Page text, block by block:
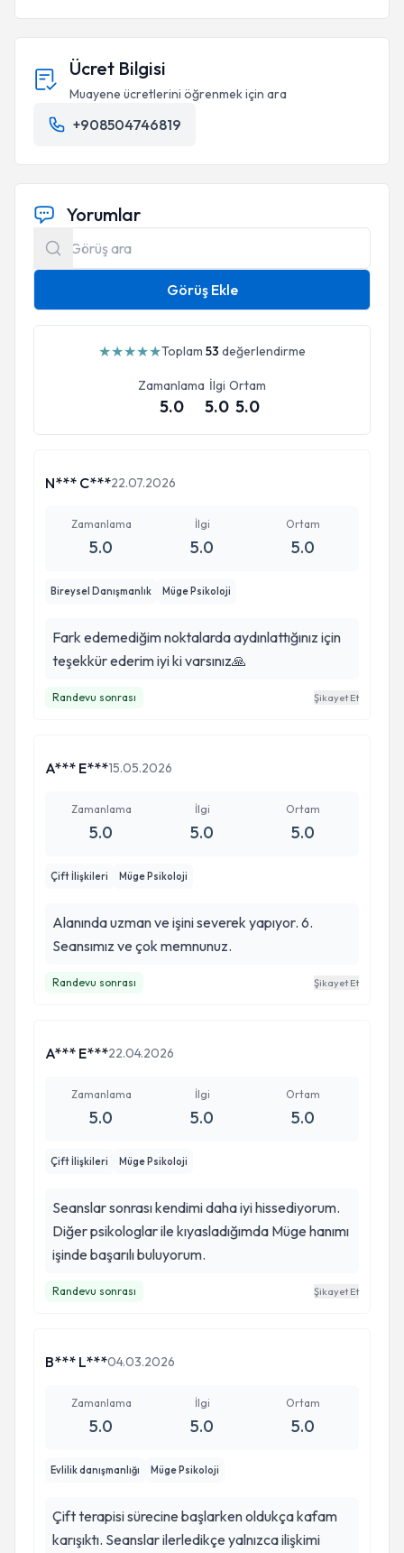
Katıldığı Eğitimler
Psikoterapi Enstitüsü Derneği Genel
Eğitimleri
Katıldığı Online Psikoterapi Eğitimleri
Ücret Bilgisi
Muayene ücretlerini öğrenmek için ara
+908504746819
Yorumlar
Görüş Ekle
★★★★★Toplam 53 değerlendirme
Zamanlama
5.0
İlgi
5.0
Ortam
5.0
N*** C***22.07.2026
Zamanlama
5.0
İlgi
5.0
Ortam
5.0
Bireysel Danışmanlık Müge Psikoloji
Fark edemediğim noktalarda aydınlattığınız için
teşekkür ederim iyi ki varsınız🙏
Randevu sonrası Şikayet Et
A*** E***15.05.2026
Zamanlama
5.0
İlgi
5.0
Ortam
5.0
Çift İlişkileri Müge Psikoloji
Alanında uzman ve işini severek yapıyor. 6.
Seansımız ve çok memnunuz.
Randevu sonrası Şikayet Et
A*** E***22.04.2026
Zamanlama
5.0
İlgi
5.0
Ortam
5.0
Çift İlişkileri Müge Psikoloji
Seanslar sonrası kendimi daha iyi hissediyorum.
Diğer psikologlar ile kıyasladığımda Müge hanımı
işinde başarılı buluyorum.
Randevu sonrası Şikayet Et
B*** L***04.03.2026
Zamanlama
5.0
İlgi
5.0
Ortam
5.0
Evlilik danışmanlığı Müge Psikoloji
Çift terapisi sürecine başlarken oldukça kafam
karışıktı. Seanslar ilerledikçe yalnızca ilişkimi